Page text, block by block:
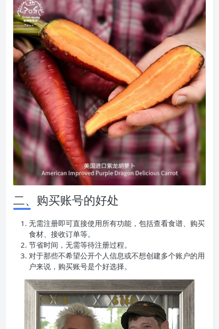
二、购买账号的好处
无需注册即可直接使用所有功能，包括查看食谱、购买
食材、接收订单等。
节省时间，无需等待注册过程。
对于那些不希望公开个人信息或不想创建多个账户的用
户来说，购买账号是个好选择。